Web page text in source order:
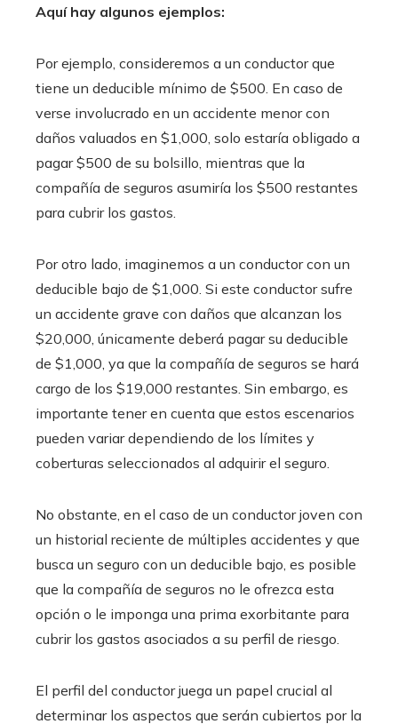
Aquí hay algunos ejemplos:
Por ejemplo, consideremos a un conductor que
tiene un deducible mínimo de $500. En caso de
verse involucrado en un accidente menor con
daños valuados en $1,000, solo estaría obligado a
pagar $500 de su bolsillo, mientras que la
compañía de seguros asumiría los $500 restantes
para cubrir los gastos.
Por otro lado, imaginemos a un conductor con un
deducible bajo de $1,000. Si este conductor sufre
un accidente grave con daños que alcanzan los
$20,000, únicamente deberá pagar su deducible
de $1,000, ya que la compañía de seguros se hará
cargo de los $19,000 restantes. Sin embargo, es
importante tener en cuenta que estos escenarios
pueden variar dependiendo de los límites y
coberturas seleccionados al adquirir el seguro.
No obstante, en el caso de un conductor joven con
un historial reciente de múltiples accidentes y que
busca un seguro con un deducible bajo, es posible
que la compañía de seguros no le ofrezca esta
opción o le imponga una prima exorbitante para
cubrir los gastos asociados a su perfil de riesgo.
El perfil del conductor juega un papel crucial al
determinar los aspectos que serán cubiertos por la